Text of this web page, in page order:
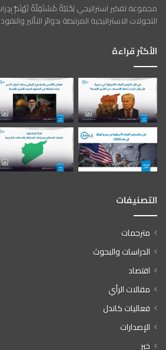
مجموعة تفكير استراتيجي بَحْثيّةٌ مُسْتَقِلّةٌ تَهْتَمُّ
التحولات الاستراتيجية المرتبطة بدوائر التأثير
الأكثر قراءة
التصنيفات
مترجمات
الدراسات والبحوث
اقتصاد
مقالات الرأي
فعاليات كاندل
الإصدارات
خبر